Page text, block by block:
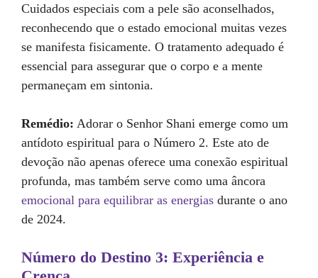
Cuidados especiais com a pele são aconselhados,
reconhecendo que o estado emocional muitas vezes
se manifesta fisicamente. O tratamento adequado é
essencial para assegurar que o corpo e a mente
permaneçam em sintonia.
Remédio: Adorar o Senhor Shani emerge como um
antídoto espiritual para o Número 2. Este ato de
devoção não apenas oferece uma conexão espiritual
profunda, mas também serve como uma âncora
emocional para equilibrar as energias durante o ano
de 2024.
Número do Destino 3: Experiência e